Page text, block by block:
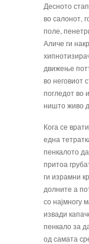
Десно­то
во салонот,
поле,
Аличе ги
движење
во неговиот
погледот во
ништо живо
Кога се
една
пенкалото
притоа
ги из­рамни
долните а
со најмногу
извади
пенкало за
од са­мата